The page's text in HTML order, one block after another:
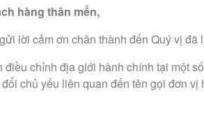
hàng thân mến,
lời cảm ơn chân thành đến Quý vị
điều chỉnh địa giới hành chính tại một
chủ yếu liên quan đến tên gọi đơn